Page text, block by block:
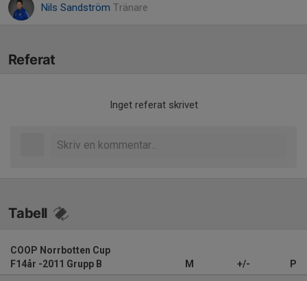
Nils Sandström Tränare
Referat
Inget referat skrivet
Tabell
COOP Norrbotten Cup
F14år -2011 Grupp B
M +/- P